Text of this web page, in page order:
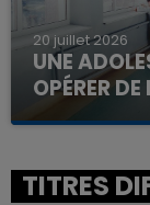
20 juillet 2026
UNE
OPÉRER
La famille a
excuses.
TITRES